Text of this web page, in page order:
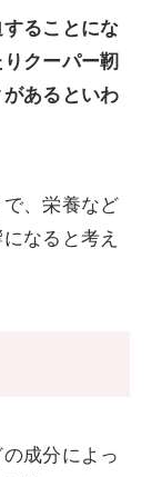
ることにな
クーパー靭
あるといわ
、栄養など
なると考え
成分によっ